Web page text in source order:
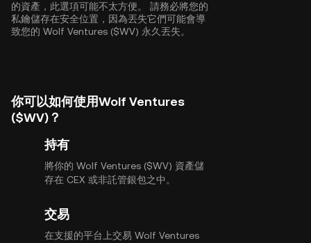
的資產，此選項可能不太方便。 請務必將您的
私鑰儲存在安全位置，因為丟失它們可能會導
致您的 Wolf Ventures ($WV) 永久丟失。
你可以如何使用Wolf Ventures
($WV)？
持有
將你的 Wolf Ventures ($WV) 資產儲
存在 CEX 或非託管銀包之中。
交易
在支援的平台上交易 Wolf Ventures